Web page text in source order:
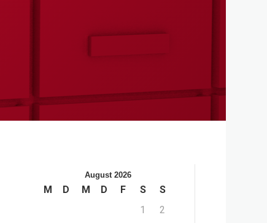
August 2026
M D M D F S
S
1
2